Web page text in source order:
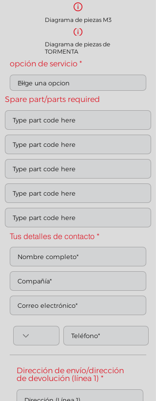
Diagrama de piezas M3
Diagrama de piezas de
TORMENTA
opción de servicio
Spare part/parts required
Tus detalles de contacto
Dirección de envío/dirección
de devolución (línea 1)